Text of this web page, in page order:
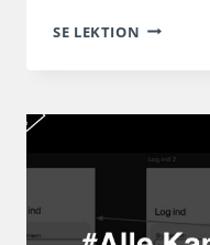
SE LEKTION IGANG